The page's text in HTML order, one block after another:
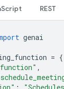
REST
genai
= {
,